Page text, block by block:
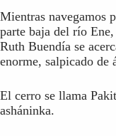
Mientras navegamos
parte baja del río
Ruth Buendía se
enorme, salpicado de
El cerro se llama
asháninka.